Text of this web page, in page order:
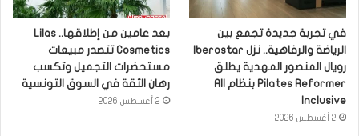
في تجربة جديدة تجمع بين
رويال المنصور المهدية يطلق
Pilates Reformer بنظام All
Inclusive
2 أغسطس 2026
بعد عامين من إطلاقها.. Lilas
Cosmetics تتصدر مبيعات
مستحضرات التجميل وتكسب
رهان الثقة في السوق التونسية
2 أغسطس 2026